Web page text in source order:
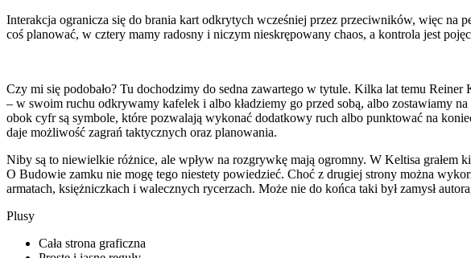
Interakcja ogranicza się do brania kart odkrytych wcześniej przez przeciwników, więc na
coś planować, w cztery mamy radosny i niczym nieskrępowany chaos, a kontrola jest
Czy mi się podobało? Tu dochodzimy do sedna zawartego w tytule. Kilka lat temu Reiner
– w swoim ruchu odkrywamy kafelek i albo kładziemy go przed sobą, albo zostawiamy
obok cyfr są symbole, które pozwalają wykonać dodatkowy ruch albo punktować na
daje możliwość zagrań taktycznych oraz planowania.
Niby są to niewielkie różnice, ale wpływ na rozgrywkę mają ogromny. W Keltisa grałem
O Budowie zamku nie mogę tego niestety powiedzieć. Choć z drugiej strony można
armatach, księżniczkach i walecznych rycerzach. Może nie do końca taki był zamysł
Plusy
Cała strona graficzna